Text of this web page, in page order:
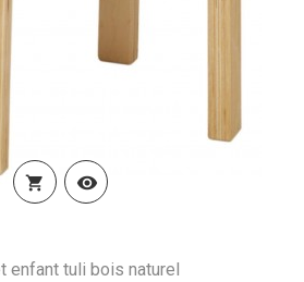
 
enfant tuli bois naturel